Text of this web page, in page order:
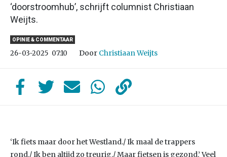
‘doorstroomhub’, schrijft columnist Christiaan
Weijts.
OPINIE & COMMENTAAR
26-03-2025 07:10 Door Christiaan Weijts
‘Ik fiets maar door het Westland./ Ik maal de trappers
rond./ Ik ben altijd zo treurig./ Maar fietsen is gezond.’ Veel